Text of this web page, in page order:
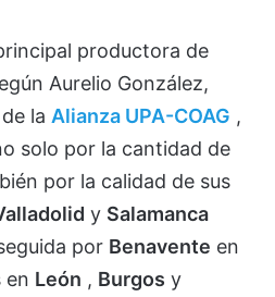
productora de
Aurelio González,
la Alianza UPA-COAG ,
solo por la cantidad de
por la calidad de sus
y Salamanca
por Benavente en
en León , Burgos y